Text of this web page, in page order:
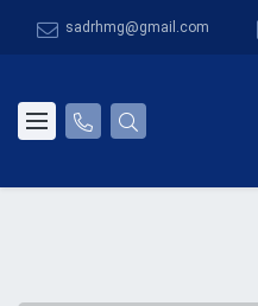
sadrhmg@gmail.com